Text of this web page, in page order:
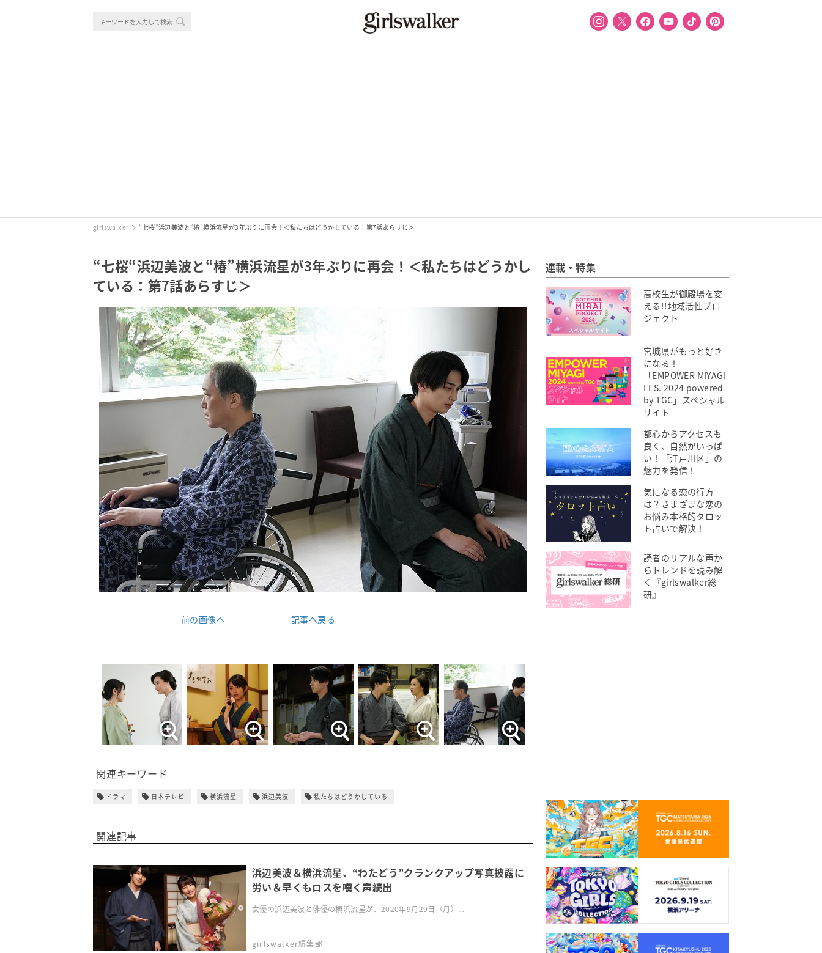
girlswalker “七桜“浜辺美波と“椿”横浜流星が3年ぶりに再会！＜私たちはどうかしている：第7話あらすじ＞
“七桜“浜辺美波と“椿”横浜流星が3年ぶりに再会！＜私たちはどうかし
ている：第7話あらすじ＞
前の画像へ 記事へ戻る
関連キーワード
ドラマ 日本テレビ 横浜流星 浜辺美波 私たちはどうかしている
関連記事
浜辺美波＆横浜流星、“わたどう”クランクアップ写真披露に
労い＆早くもロスを嘆く声続出
女優の浜辺美波と俳優の横浜流星が、2020年9月29日（月）...
girlswalker編集部
連載・特集
高校生が御殿場を変
える!!地域活性プロ
ジェクト
宮城県がもっと好き
になる！
「EMPOWER MIYAGI
FES. 2024 powered
by TGC」スペシャル
サイト
都心からアクセスも
良く、自然がいっぱ
い！「江戸川区」の
魅力を発信！
気になる恋の行方
は？さまざまな恋の
お悩み本格的タロッ
ト占いで解決！
読者のリアルな声か
らトレンドを読み解
く『girlswalker総
研』